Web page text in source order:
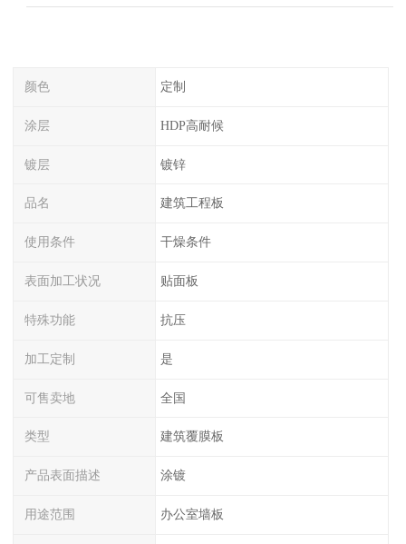
颜色 定制
涂层 HDP高耐候
镀层 镀锌
品名 建筑工程板
使用条件 干燥条件
表面加工状况 贴面板
特殊功能 抗压
加工定制 是
可售卖地 全国
类型 建筑覆膜板
产品表面描述 涂镀
用途范围 办公室墙板